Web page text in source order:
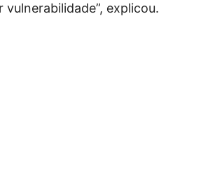
explicou.